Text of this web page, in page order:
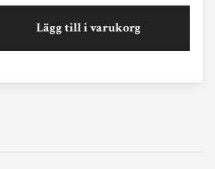
Lägg till i varukorg